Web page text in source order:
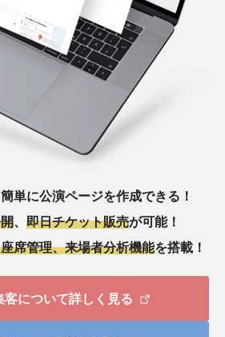
単に公演ページを作成できる！
即日チケット販売が可能！
席管理、来場者分析機能を搭載！
客について詳しく見る